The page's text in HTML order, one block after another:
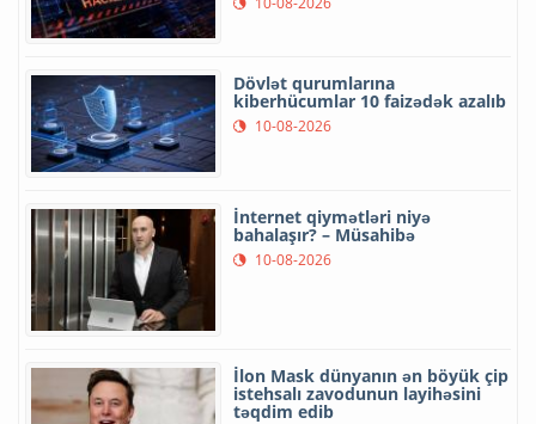
Dövlət qurumlarına
kiberhücumlar 10 faizədək azalıb
10-08-2026
İnternet qiymətləri niyə
bahalaşır? – Müsahibə
10-08-2026
İlon Mask dünyanın ən böyük çip
istehsalı zavodunun layihəsini
təqdim edib